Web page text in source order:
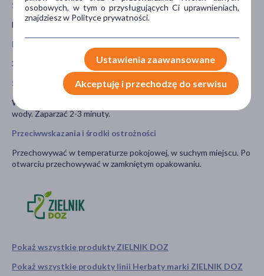
Pokaż wszystkie produkty ZIELNIK DOZ
Pokaż wszystkie produkty linii Herbaty marki ZIELNIK DOZ
Skład
herbata zielona 100%
Masa netto
34 g, (20 torebek piramidek x 1,7 g)
Sposób użycia
Włożyć torebkę do filiżanki. Zalać 200 ml gorącej, ale nie wrzącej
wody. Zaparzać 2-3 minuty.
Przeciwwskazania i środki ostrożności
Przechowywać w temperaturze pokojowej, w suchym miejscu. Po
otwarciu przechowywać w zamkniętym opakowaniu.
osobowych, w tym o przysługujących Ci uprawnieniach,
znajdziesz w Polityce prywatności.
Ustawienia zaawansowane
Akceptuję i przechodzę do serwisu